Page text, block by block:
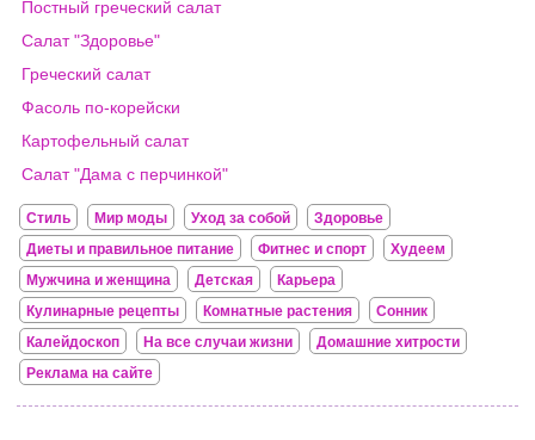
Постный греческий салат
Салат "Здоровье"
Греческий салат
Фасоль по-корейски
Картофельный салат
Салат "Дама с перчинкой"
Стиль Мир моды Уход за собой
Здоровье
Диеты и правильное питание
Фитнес и спорт
Худеем
Мужчина и женщина
Детская
Карьера
Кулинарные рецепты
Комнатные растения
Сонник
Калейдоскоп
На все случаи жизни
Домашние хитрости
Реклама на сайте